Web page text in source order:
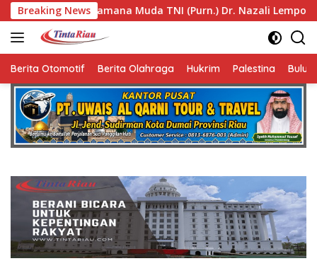
Langsung
ke
konten
Breaking News
Muda TNI (Purn.) Dr. Nazali Lempo Layak
Berita Otomotif Berita Olahraga Hukrim Palestina